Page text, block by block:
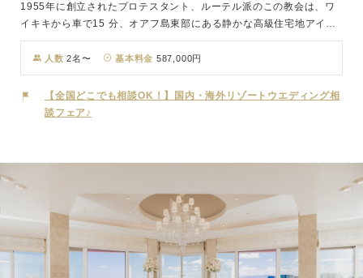
1955年に創立されたプロテスタント、ルーテル派のこの教会は、ワ
イキキから車で15 分、オアフ島東部にある静かな高級住宅地アイナ
ハイナ地区の海沿いに位置しています。教会建物は、海に向かって開
く貝の形をモチーフに設計されており、光沢のあるハワイの高級木材
コアウッドが使用され、気品と自然のぬくもりを感じられる唯一無二
の教会といっても過言ではありません。
人数 2名〜 基本料金 587,000円
【全国どこでも相談OK！】国内・海外リゾートウエディング相
談フェア♪